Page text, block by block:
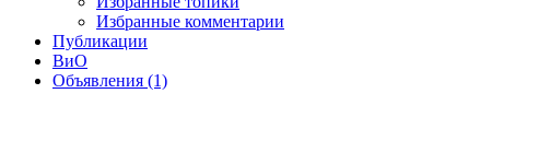
Избранные комментарии
Публикации
ВиО
Объявления (1)